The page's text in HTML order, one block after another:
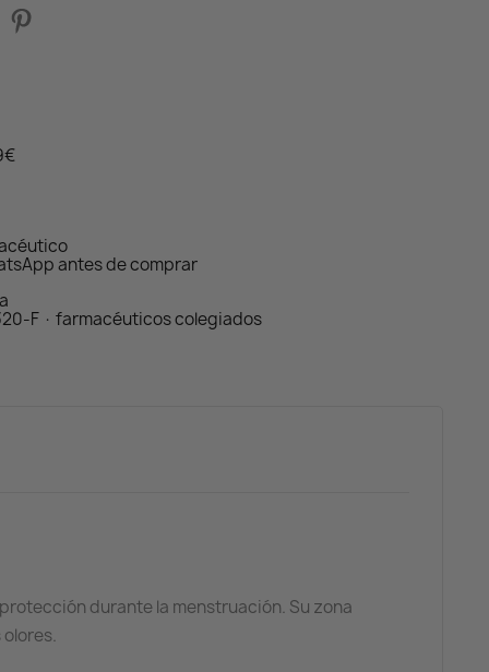
antes de comprar
F · farmacéuticos colegiados
durante la menstruación. Su zona